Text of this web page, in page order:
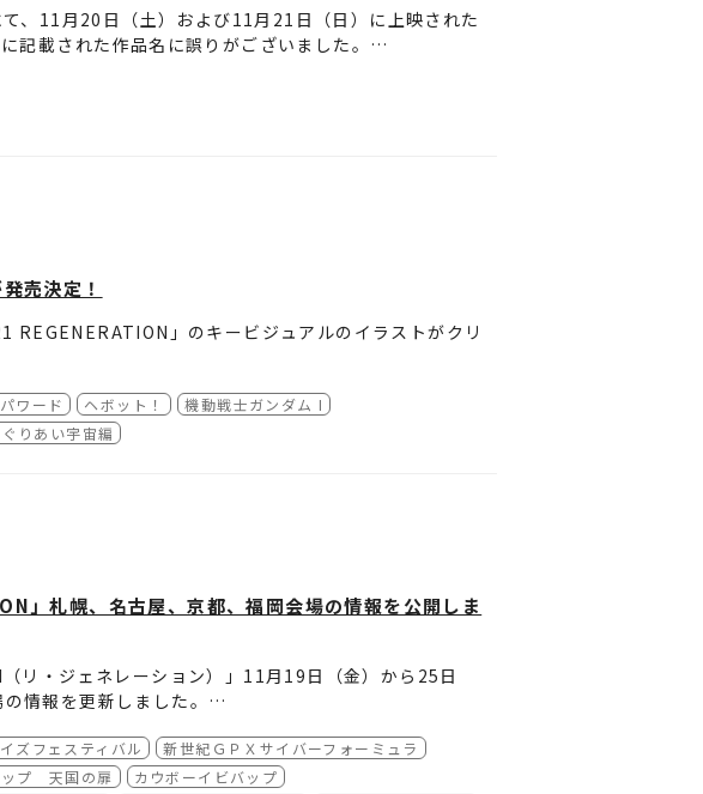
、11月20日（土）および11月21日（日）に上映された
記載された作品名に誤りがございました。
京都
、ご迷惑をおかけしたことを深くお詫び申し上げます。
売決定！
REGENERATION」のキービジュアルのイラストがクリ
ワード ヘボット！
機動戦士ガンダム I
りあい宇宙編
」札幌、名古屋、京都、福岡会場の情報を公開しま
リ・ジェネレーション）」11月19日（金）から25日
情報を更新しました。
口で販売いたします。
」札幌会場​
ズフェスティバル
新世紀ＧＰＸサイバーフォーミュラ
ップ 天国の扉
カウボーイビバップ